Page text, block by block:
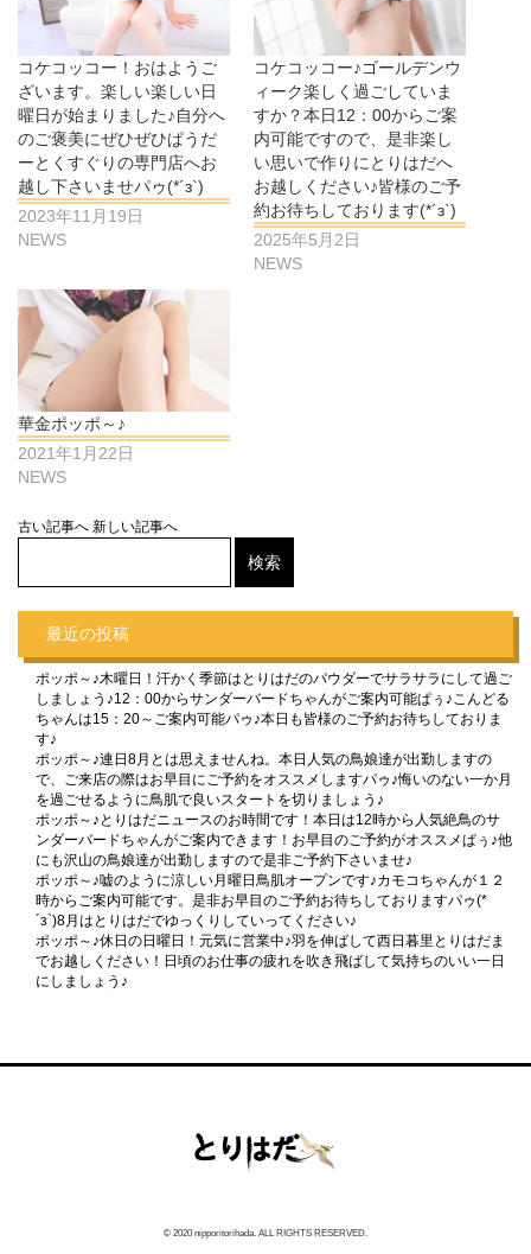
コケコッコー！おはようご
ざいます。楽しい楽しい日
曜日が始まりました♪自分へ
のご褒美にぜひぜひぱうだ
ーとくすぐりの専門店へお
越し下さいませパゥ(*´з`)
2023年11月19日
NEWS
コケコッコー♪ゴールデンウ
ィーク楽しく過ごしていま
すか？本日12：00からご案
内可能ですので、是非楽し
い思いで作りにとりはだへ
お越しください♪皆様のご予
約お待ちしております(*´з`)
2025年5月2日
NEWS
華金ポッポ～♪
2021年1月22日
NEWS
古い記事へ 新しい記事へ
最近の投稿
ポッポ～♪木曜日！汗かく季節はとりはだのパウダーでサラサラにして過ご
しましょう♪12：00からサンダーバードちゃんがご案内可能ぱぅ♪こんどる
ちゃんは15：20～ご案内可能パゥ♪本日も皆様のご予約お待ちしておりま
す♪
ポッポ～♪連日8月とは思えませんね。本日人気の鳥娘達が出勤しますの
で、ご来店の際はお早目にご予約をオススメしますパゥ♪悔いのない一か月
を過ごせるように鳥肌で良いスタートを切りましょう♪
ポッポ～♪とりはだニュースのお時間です！本日は12時から人気絶鳥のサ
ンダーバードちゃんがご案内できます！お早目のご予約がオススメぱぅ♪他
にも沢山の鳥娘達が出勤しますので是非ご予約下さいませ♪
ポッポ～♪嘘のように涼しい月曜日鳥肌オープンです♪カモコちゃんが１２
時からご案内可能です。是非お早目のご予約お待ちしておりますパゥ(*
´з`)8月はとりはだでゆっくりしていってください♪
ポッポ～♪休日の日曜日！元気に営業中♪羽を伸ばして西日暮里とりはだま
でお越しください！日頃のお仕事の疲れを吹き飛ばして気持ちのいい一日
にしましょう♪
© 2020 nipporitorihada. ALL RIGHTS RESERVED.